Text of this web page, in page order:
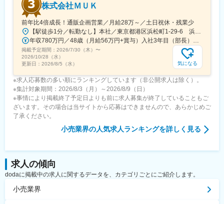
駅、東金井駅、宮崎神宮駅、東刈谷駅、今井駅、中島駅(愛知県)、
鹿島神宮駅、新宮中央駅、電鉄黒部駅、次郎丸駅、長沼駅(静岡
県)、宇宿一丁目駅、萱町六丁目駅、野々市工大前駅、勝田台駅、
ひこね芹川駅、熊西駅、電鉄出雲市駅、灘駅、杁ケ池公園駅、広
電本社前駅、さくら夙川駅、南荒子駅、脇田駅、押野駅、春日野
道駅(阪神線)
株式会社ＭＵＫ
前年比4倍成長！通販企画営業／月給28万～／土日祝休・残業少
掲載予定期間： 2026/7/30（木） 〜
2026/10/28（水）
更新日： 2026/8/5（水） 気になる
※求人応募数の多い順にランキングしています（非公開求人は除く）。
※集計対象期間：2026/8/3（月）～2026/8/9（日）
※事情により掲載終了予定日よりも前に求人募集が終了していることもご
ざいます。その場合は当サイトから応募はできませんので、あらかじめご
了承ください。
小売業界の人気求人ランキングを詳しく見る
求人の傾向
dodaに掲載中の求人に関するデータを、カテゴリごとにご紹介します。
小売業界